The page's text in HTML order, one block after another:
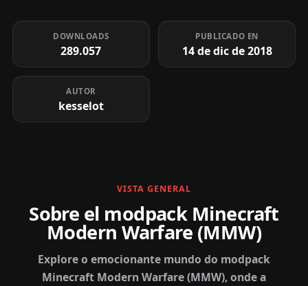
DOWNLOADS
289.057
PUBLICADO EN
14 de dic de 2018
AUTOR
kesselot
VISTA GENERAL
Sobre el modpack Minecraft
Modern Warfare (MMW)
Explore o emocionante mundo do modpack
Minecraft Modern Warfare (MMW), onde a